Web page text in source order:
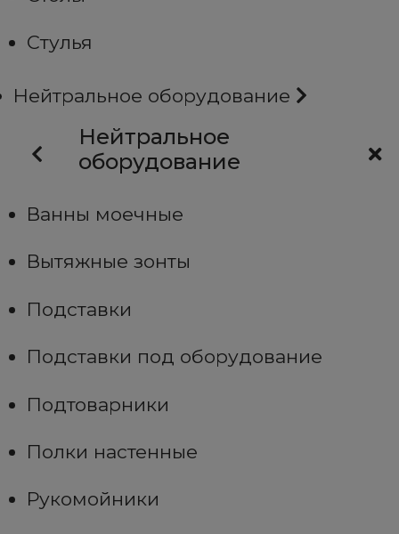
Стулья
Нейтральное оборудование
Нейтральное
оборудование
Ванны моечные
Вытяжные зонты
Подставки
Подставки под оборудование
Подтоварники
Полки настенные
Рукомойники